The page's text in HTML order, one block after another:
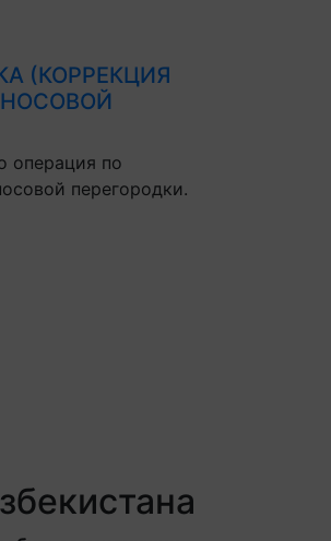
(КОРРЕКЦИЯ
операция по
перегородки.